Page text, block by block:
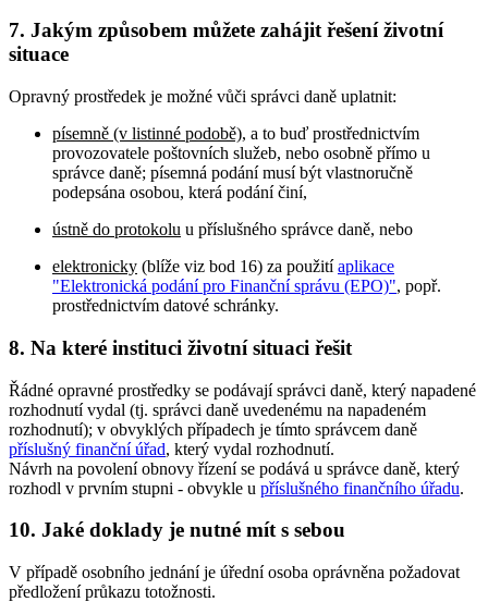
7. Jakým způsobem můžete zahájit řešení životní
situace
Opravný prostředek je možné vůči správci daně uplatnit:
písemně (v listinné podobě), a to buď prostřednictvím
provozovatele poštovních služeb, nebo osobně přímo u
správce daně; písemná podání musí být vlastnoručně
podepsána osobou, která podání činí,
ústně do protokolu u příslušného správce daně, nebo
elektronicky (blíže viz bod 16) za použitíaplikace
"Elektronická podání pro Finanční správu (EPO)", popř.
prostřednictvím datové schránky.
8. Na které instituci životní situaci řešit
Řádné opravné prostředky se podávají správci daně, který napadené
rozhodnutí vydal (tj. správci daně uvedenému na napadeném
rozhodnutí); v obvyklých případech je tímto správcem daně
příslušný finanční úřad, který vydal rozhodnutí.
Návrh na povolení obnovy řízení se podává u správce daně, který
rozhodl v prvním stupni - obvykle u příslušného finančního úřadu.
10. Jaké doklady je nutné mít s sebou
V případě osobního jednání je úřední osoba oprávněna požadovat
předložení průkazu totožnosti.